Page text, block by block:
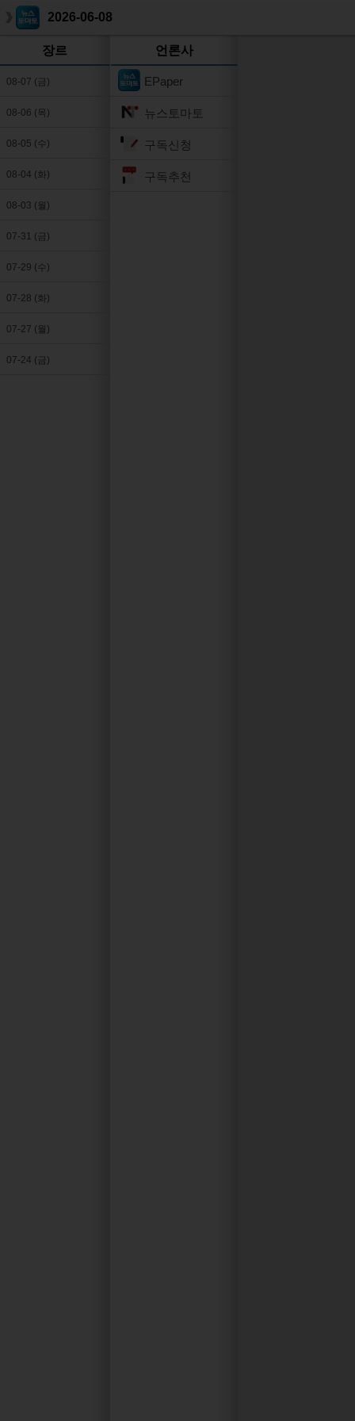
2026-06-08
장르
08-07 (금)
08-06 (목)
08-05 (수)
08-04 (화)
08-03 (월)
07-31 (금)
07-29 (수)
07-28 (화)
07-27 (월)
07-24 (금)
언론사
EPaper
뉴스토마토
구독신청
구독추천